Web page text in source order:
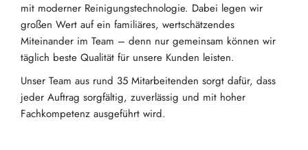
mit moderner Reinigungstechnologie. Dabei legen wir
großen Wert auf ein familiäres, wertschätzendes
Miteinander im Team – denn nur gemeinsam können wir
täglich beste Qualität für unsere Kunden leisten.
Unser Team aus rund 35 Mitarbeitenden sorgt dafür, dass
jeder Auftrag sorgfältig, zuverlässig und mit hoher
Fachkompetenz ausgeführt wird.